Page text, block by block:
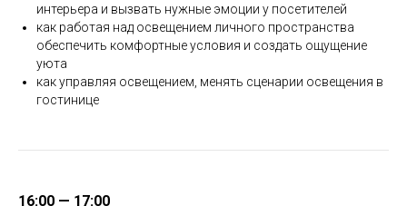
интерьера и вызвать нужные эмоции у посетителей
как работая над освещением личного пространства
обеспечить комфортные условия и создать ощущение
уюта
как управляя освещением, менять сценарии освещения в
гостинице
16:00 — 17:00